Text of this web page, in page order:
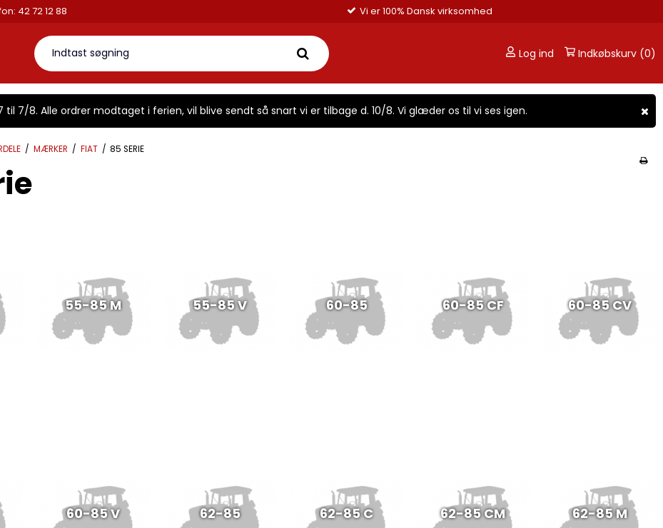
42 72 12 88 Vi er 100% Dansk virksomhed
Log ind Indkøbskurv (0)
7/8. Alle ordrer modtaget i ferien, vil blive sendt så snart vi er tilbage d. 10/8. Vi glæder os til vi ses igen.
/ MÆRKER / FIAT / 85 SERIE
55-85 M 55-85 V 60-85 60-85 CF 60-85 CV
60-85 V 62-85 62-85 C 62-85 CM 62-85 M